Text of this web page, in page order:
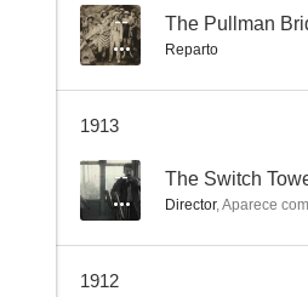
-- The Pullman
Reparto
1913
-- The Switch
Director,Aparece
1912